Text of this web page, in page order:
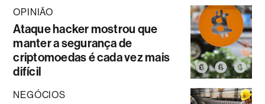
OPINIÃO
Ataque hacker mostrou que
manter a segurança de
criptomoedas é cada vez mais
difícil
NEGÓCIOS